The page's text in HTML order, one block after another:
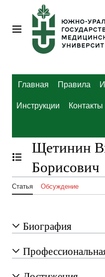
содержанию
Главное меню
Главная Правила
Инструкции Контакты
Отобразить/Скрыть
Щетинин
Борисович
Статья Обсуждение
Биография